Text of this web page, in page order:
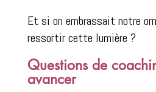
Et si on embrassait notre
ressortir cette lumière ?
Questions de
avancer